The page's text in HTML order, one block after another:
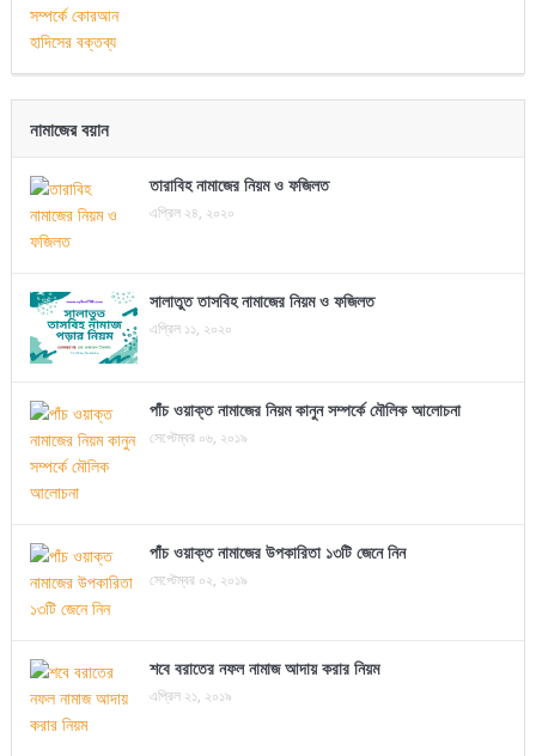
নামাজের বয়ান
তারাবিহ নামাজের নিয়ম ও ফজিলত
এপ্রিল ২৪, ২০২০
সালাতুত তাসবিহ নামাজের নিয়ম ও ফজিলত
এপ্রিল ১১, ২০২০
পাঁচ ওয়াক্ত নামাজের নিয়ম কানুন সম্পর্কে মৌলিক আলোচনা
সেপ্টেম্বর ০৬, ২০১৯
পাঁচ ওয়াক্ত নামাজের উপকারিতা ১৩টি জেনে নিন
সেপ্টেম্বর ০২, ২০১৯
শবে বরাতের নফল নামাজ আদায় করার নিয়ম
এপ্রিল ২১, ২০১৯